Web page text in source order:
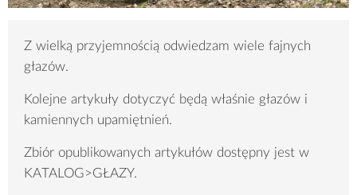
Z wielką przyjemnością odwiedzam wiele fajnych
głazów.
Kolejne artykuły dotyczyć będą właśnie głazów i
kamiennych upamiętnień.
Zbiór opublikowanych artykułów dostępny jest w
KATALOG>GŁAZY.